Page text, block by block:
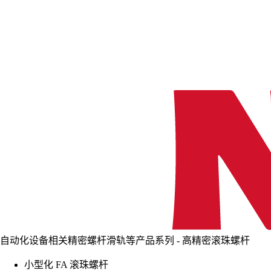
自动化设备相关精密螺杆滑轨等产品系列 - 高精密滚珠螺杆
小型化 FA 滚珠螺杆